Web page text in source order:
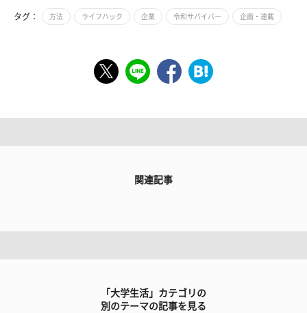
タグ： 方法 ライフハック 企業 令和サバイバー 企画・連載
関連記事
「大学生活」カテゴリの
別のテーマの記事を見る